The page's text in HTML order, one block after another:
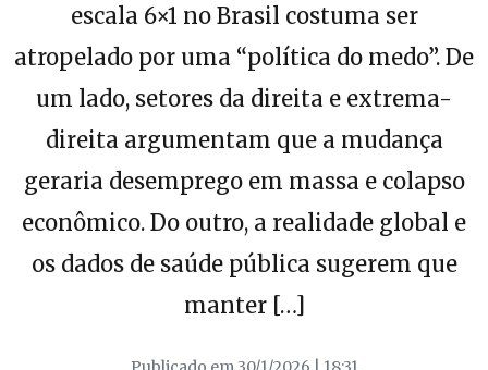
escala 6×1 no Brasil costuma ser
atropelado por uma “política do medo”. De
um lado, setores da direita e extrema-
direita argumentam que a mudança
geraria desemprego em massa e colapso
econômico. Do outro, a realidade global e
os dados de saúde pública sugerem que
manter […]